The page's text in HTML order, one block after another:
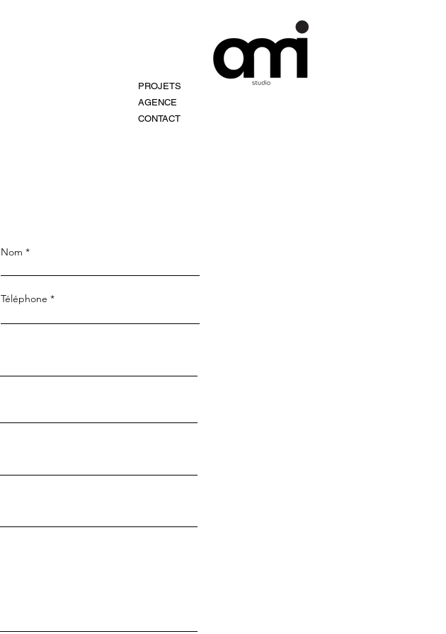
PROJETS
AGENCE
CONTACT
Nom
Téléphone